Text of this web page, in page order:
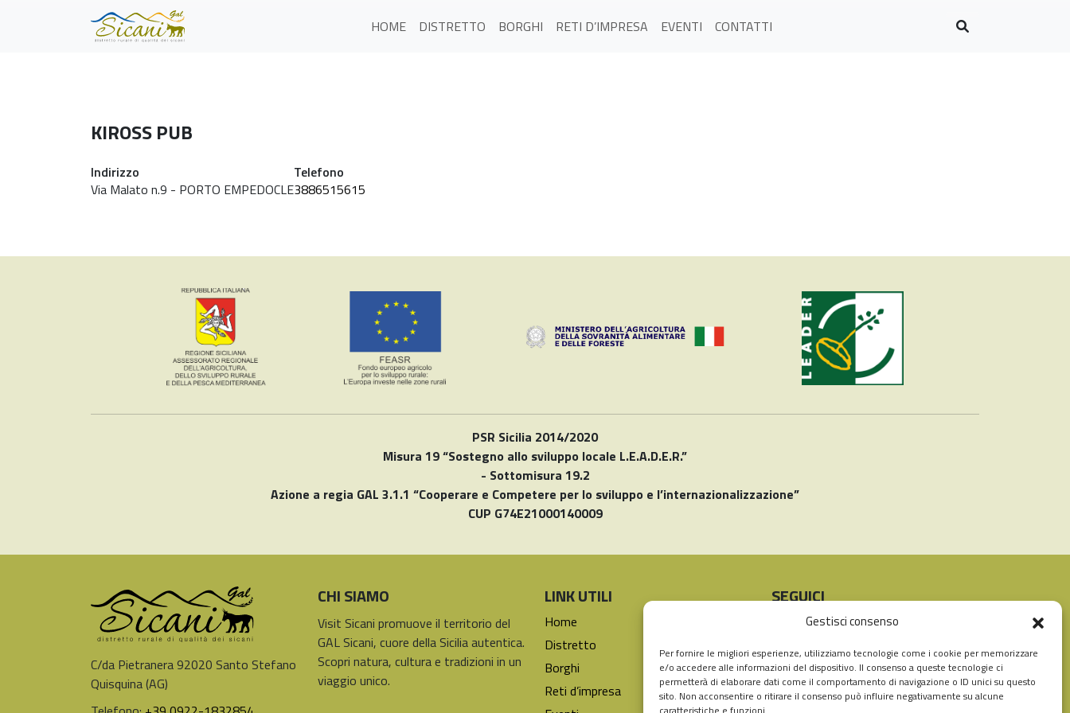
Gestisci consenso
Per fornire le migliori esperienze, utilizziamo tecnologie come i cookie per memorizzare
e/o accedere alle informazioni del dispositivo. Il consenso a queste tecnologie ci
permetterà di elaborare dati come il comportamento di navigazione o ID unici su questo
sito. Non acconsentire o ritirare il consenso può influire negativamente su alcune
HOME DISTRETTO BORGHI RETI D’IMPRESA EVENTI CONTATTI
KIROSS PUB
Indirizzo
Via Malato n.9 - PORTO EMPEDOCLE
Telefono
3886515615
PSR Sicilia 2014/2020
Misura 19 “Sostegno allo sviluppo locale L.E.A.D.E.R.”
- Sottomisura 19.2
Azione a regia GAL 3.1.1 “Cooperare e Competere per lo sviluppo e l’internazionalizzazione”
CUP G74E21000140009
C/da Pietranera 92020 Santo Stefano
Quisquina (AG)
CHI SIAMO
Visit Sicani promuove il territorio del
GAL Sicani, cuore della Sicilia autentica.
Scopri natura, cultura e tradizioni in un
viaggio unico.
LINK UTILI
Home
Distretto
Borghi
Reti d’impresa
SEGUICI
Instagram
Facebook